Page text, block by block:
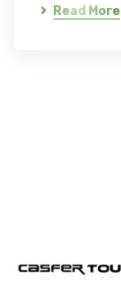
Read More